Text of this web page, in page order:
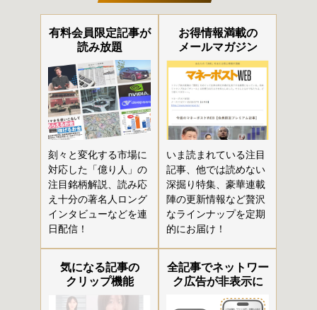
有料会員限定記事が
読み放題
刻々と変化する市場に
対応した「億り人」の
注目銘柄解説、読み応
え十分の著名人ロング
インタビューなどを連
日配信！
お得情報満載の
メールマガジン
いま読まれている注目
記事、他では読めない
深掘り特集、豪華連載
陣の更新情報など贅沢
なラインナップを定期
的にお届け！
気になる記事の
クリップ機能
全記事でネットワー
ク広告が非表示に